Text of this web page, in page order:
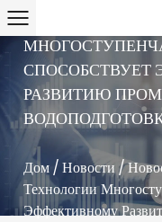
ПРОРЫВ В
РАЗВИТИЮ
Дом /Новости /
Технологии
Эффективному